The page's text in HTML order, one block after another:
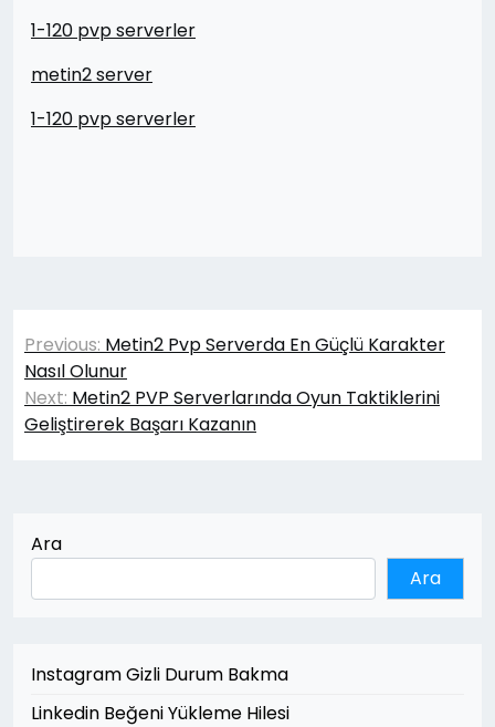
1-120 pvp serverler
metin2 server
1-120 pvp serverler
Yazı
gezinmesi
Previous: Metin2 Pvp Serverda En Güçlü Karakter
Nasıl Olunur
Next: Metin2 PVP Serverlarında Oyun Taktiklerini
Geliştirerek Başarı Kazanın
Ara
Ara
Instagram Gizli Durum Bakma
Linkedin Beğeni Yükleme Hilesi